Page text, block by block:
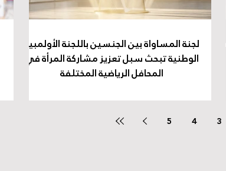
لجنة المساواة بين الجنسين باللجنة الأولمبية
الوطنية تبحث سبل تعزيز مشاركة المرأة في
المحافل الرياضية المختلفة
3
4
5